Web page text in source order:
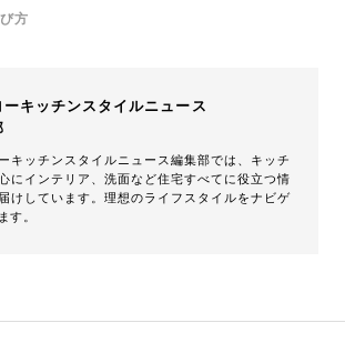
方
ーキッチンスタイルニュース
キッチンスタイルニュース編集部では、キッチ
にインテリア、洗面など住宅すべてに役立つ情
けしています。理想のライフスタイルをナビゲ
す。